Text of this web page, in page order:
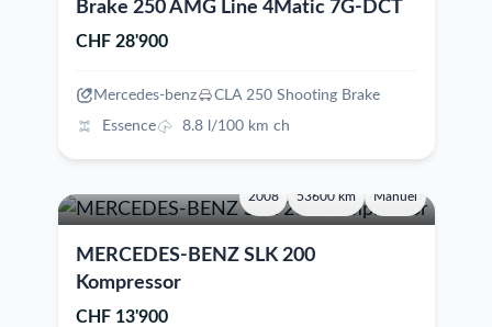
Brake 250 AMG Line 4Matic 7G-DCT
CHF 28'900
Mercedes-benz
CLA 250 Shooting Brake
Essence
8.8 l/100 km ch
2008 53600 km Manuel
MERCEDES-BENZ SLK 200
Kompressor
CHF 13'900